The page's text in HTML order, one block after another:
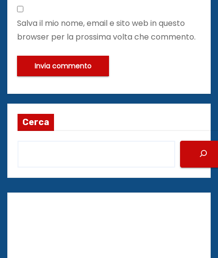
Salva il mio nome, email e sito web in questo
browser per la prossima volta che commento.
Cerca